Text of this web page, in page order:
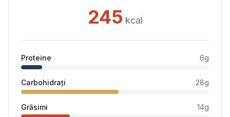
245 kcal
Proteine 6g
Carbohidrați 28g
Grăsimi 14g